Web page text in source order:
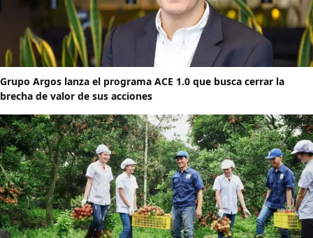
Grupo Argos lanza el programa ACE 1.0 que busca cerrar la
brecha de valor de sus acciones